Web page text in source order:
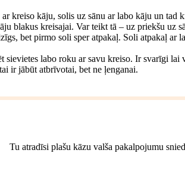
kreiso kāju, solis uz sānu ar labo kāju un
blakus kreisajai. Var teikt tā – uz priekšu uz
bet pirmo soli sper atpakaļ. Soli atpakaļ
sievietes labo roku ar savu kreiso. Ir svarīgi
ir jābūt atbrīvotai, bet ne ļenganai.
Tu atradīsi plašu kāzu valša pakalpojumu